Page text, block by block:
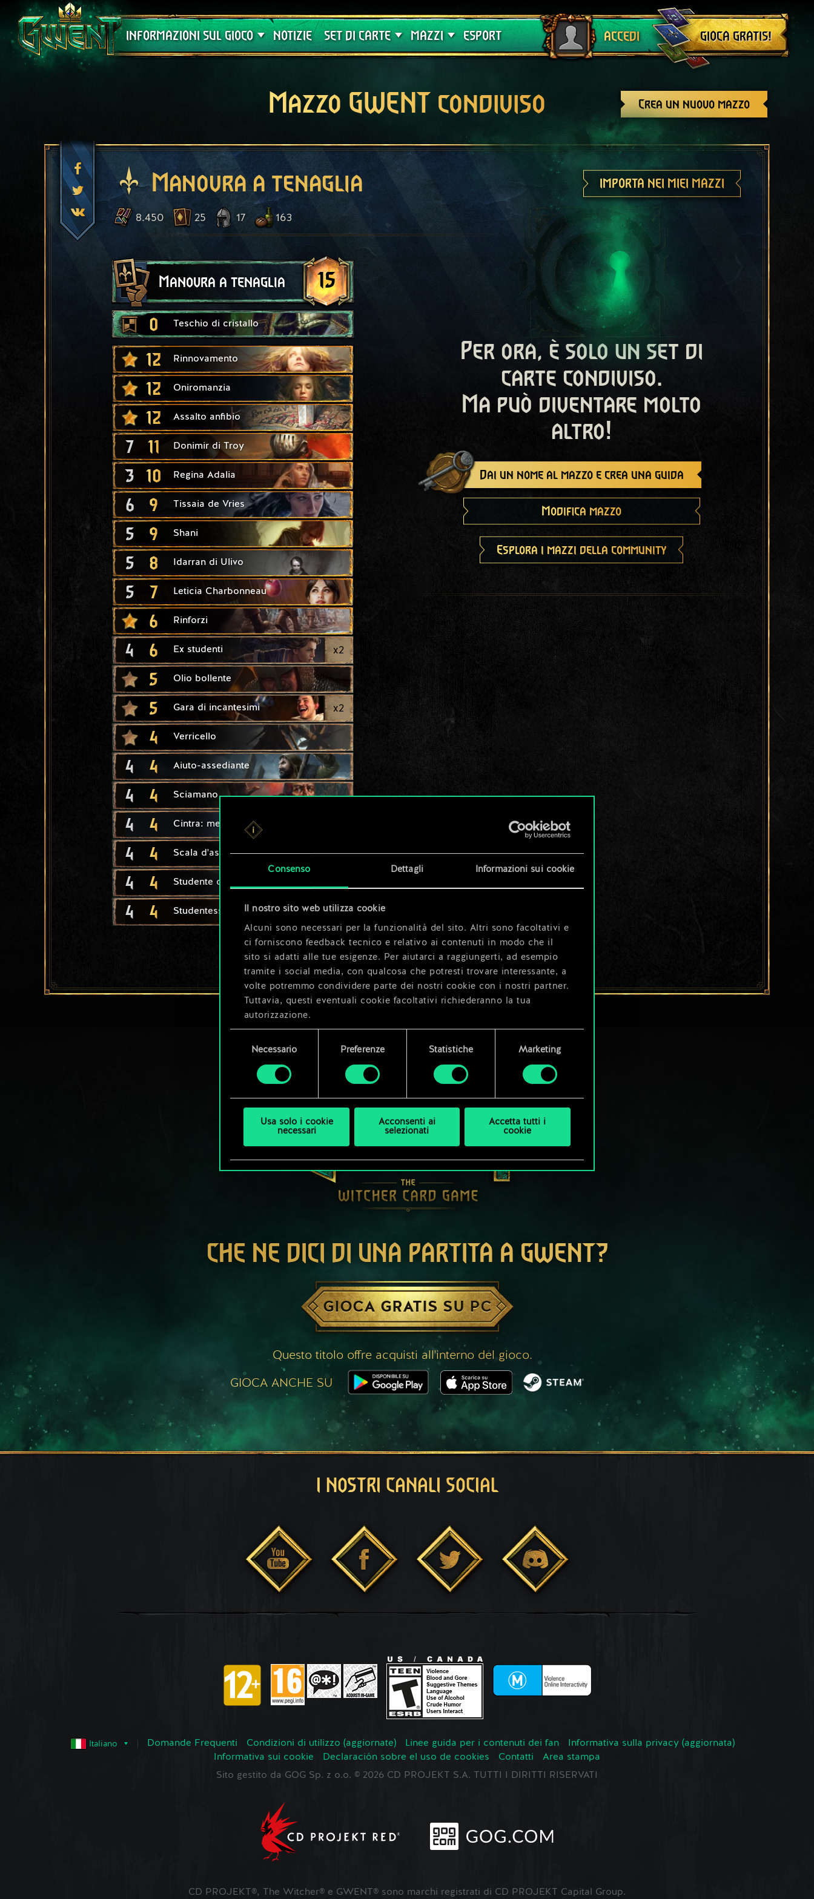
Consenso Dettagli Informazioni sui cookie
Il nostro sito web utilizza cookie
Alcuni sono necessari per la funzionalità del sito. Altri sono facoltativi e
ci forniscono feedback tecnico e relativo ai contenuti in modo che il
sito si adatti alle tue esigenze. Per aiutarci a raggiungerti, ad esempio
tramite i social media, con qualcosa che potresti trovare interessante, a
volte potremmo condividere parte dei nostri cookie con i nostri partner.
Tuttavia, questi eventuali cookie facoltativi richiederanno la tua
autorizzazione.
Tutti i dettagli su come utilizziamo i cookie e su come impostare le tue
consenso
Necessario Preferenze Statistiche Marketing
Usa solo i cookie
necessari
Acconsenti ai
selezionati
Accetta tutti i
cookie
INFORMAZIONI SUL GIOCO
Assistenza
NOTIZIE SET DI CARTE
Crimson Curse
MAZZI
Guide
ESPORT ACCEDI
Esci
GIOCA GRATIS!
Crea un nuovo mazzo
Mazzo GWENT condiviso
Manovra a tenaglia IMPORTA NEI MIEI MAZZI
8.450 25 17 163
Manovra a tenaglia 15
0 Teschio di cristallo
12 Rinnovamento
12 Oniromanzia
12 Assalto anfibio
7 11 Donimir di Troy
3 10 Regina Adalia
6 9 Tissaia de Vries
5 9 Shani
5 8 Idarran di Ulivo
5 7 Leticia Charbonneau
6 Rinforzi
4 6 Ex studenti x2
5 Olio bollente
5 Gara di incantesimi x2
4 Verricello
4 4 Aiuto-assediante
4 4 Sciamano
4 4 Cintra: messaggera
4 4 Scala d'assedio x2
4 4 Studente di Ban Ard
4 4 Studentessa di Aretuza x2
Per ora, è solo un set di
carte condiviso.
Ma può diventare molto
altro!
Dai un nome al mazzo e crea una guida
Modifica mazzo
Esplora i mazzi della community
CHE NE DICI DI UNA PARTITA A GWENT?
GIOCA GRATIS SU PC
Questo titolo offre acquisti all'interno del gioco.
GIOCA ANCHE SU
I NOSTRI CANALI SOCIAL
Italiano Domande Frequenti Condizioni di utilizzo (aggiornate) Linee guida per i contenuti dei fan
Informativa sulla privacy (aggiornata)
Informativa sui cookie
Declaración sobre el uso de cookies Contatti
Area stampa
Sito gestito da GOG Sp. z o.o. © 2026 CD PROJEKT S.A. TUTTI I DIRITTI RISERVATI
CD PROJEKT®, The Witcher® e GWENT® sono marchi registrati di CD PROJEKT Capital Group.